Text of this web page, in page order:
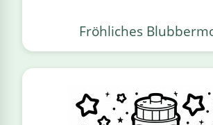
Fröhliches